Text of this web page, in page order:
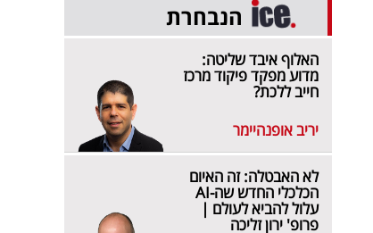
הנבחרת
האלוף איבד שליטה:
מדוע מפקד פיקוד מרכז
חייב ללכת?
יריב אופנהיימר
לא האבטלה: זה האיום
הכלכלי החדש שה-AI
עלול להביא לעולם |
פרופ' ירון זליכה